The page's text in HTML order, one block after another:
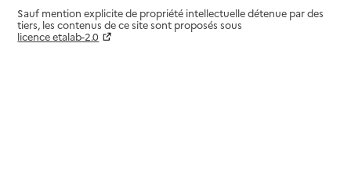
Sauf mention explicite de propriété intellectuelle détenue par des
tiers, les contenus de ce site sont proposés sous
licence etalab-2.0